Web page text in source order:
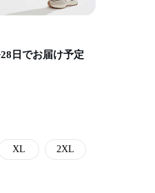
日でお届け予定
XL 2XL